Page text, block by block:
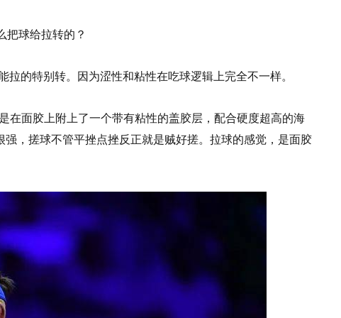
把球给拉转的？
的特别转。因为涩性和粘性在吃球逻辑上完全不一样。
在面胶上附上了一个带有粘性的盖胶层，配合硬度超高的海
，搓球不管平挫点挫反正就是贼好搓。拉球的感觉，是面胶